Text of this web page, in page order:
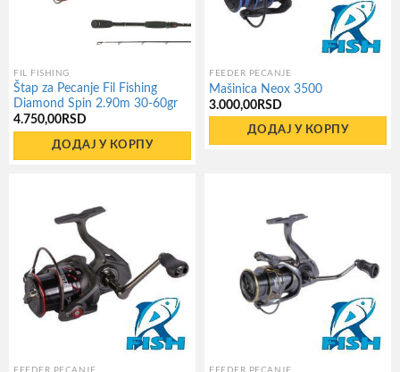
FIL FISHING
Štap za Pecanje Fil Fishing
Diamond Spin 2.90m 30-60gr
4.750,00 RSD
ДОДАЈ У КОРПУ
FEEDER PECANJE
Mašinica Neox 3500
3.000,00 RSD
ДОДАЈ У КОРПУ